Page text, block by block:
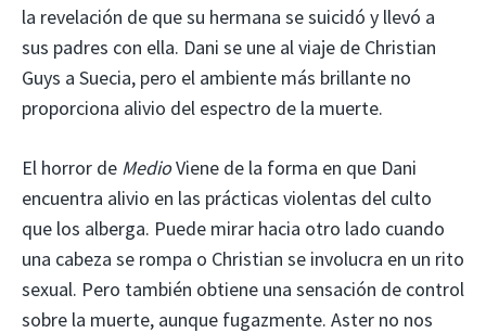
la revelación de que su hermana se suicidó y llevó a
sus padres con ella. Dani se une al viaje de Christian
Guys a Suecia, pero el ambiente más brillante no
proporciona alivio del espectro de la muerte.
El horror de MedioViene de la forma en que Dani
encuentra alivio en las prácticas violentas del culto
que los alberga. Puede mirar hacia otro lado cuando
una cabeza se rompa o Christian se involucra en un rito
sexual. Pero también obtiene una sensación de control
sobre la muerte, aunque fugazmente. Aster no nos